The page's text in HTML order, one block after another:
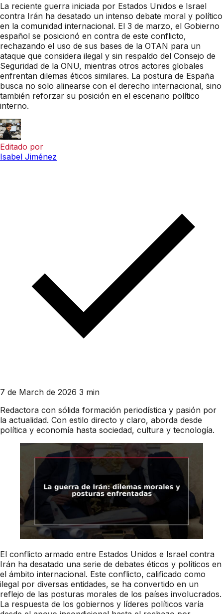
La reciente guerra iniciada por Estados Unidos e Israel
contra Irán ha desatado un intenso debate moral y político
en la comunidad internacional. El 3 de marzo, el Gobierno
español se posicionó en contra de este conflicto,
rechazando el uso de sus bases de la OTAN para un
ataque que considera ilegal y sin respaldo del Consejo de
Seguridad de la ONU, mientras otros actores globales
enfrentan dilemas éticos similares. La postura de España
busca no solo alinearse con el derecho internacional, sino
también reforzar su posición en el escenario político
interno.
Editado por
Isabel Jiménez
7 de March de 2026 3 min
Redactora con sólida formación periodística y pasión por
la actualidad. Con estilo directo y claro, aborda desde
política y economía hasta sociedad, cultura y tecnología.
El conflicto armado entre Estados Unidos e Israel contra
Irán ha desatado una serie de debates éticos y políticos en
el ámbito internacional. Este conflicto, calificado como
ilegal por diversas entidades, se ha convertido en un
reflejo de las posturas morales de los países involucrados.
La respuesta de los gobiernos y líderes políticos varía